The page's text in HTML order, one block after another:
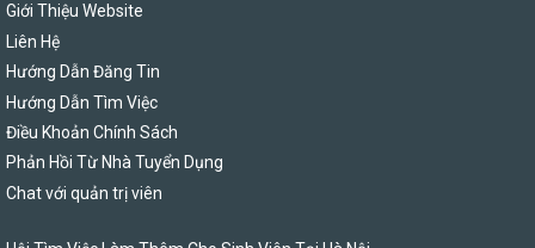
Giới Thiệu Website
Liên Hệ
Hướng Dẫn Đăng Tin
Hướng Dẫn Tìm Việc
Điều Khoản Chính Sách
Phản Hồi Từ Nhà Tuyển Dụng
Chat với quản trị viên